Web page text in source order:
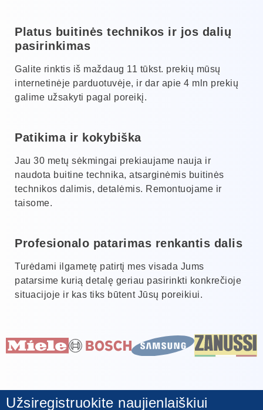
Platus buitinės technikos ir jos dalių
pasirinkimas
Galite rinktis iš maždaug 11 tūkst. prekių mūsų
internetinėje parduotuvėje, ir dar apie 4 mln prekių
galime užsakyti pagal poreikį.
Patikima ir kokybiška
Jau 30 metų sėkmingai prekiaujame nauja ir
naudota buitine technika, atsarginėmis buitinės
technikos dalimis, detalėmis. Remontuojame ir
taisome.
Profesionalo patarimas renkantis dalis
Turėdami ilgametę patirtį mes visada Jums
patarsime kurią detalę geriau pasirinkti konkrečioje
situacijoje ir kas tiks būtent Jūsų poreikiui.
Užsiregistruokite naujienlaiškiui